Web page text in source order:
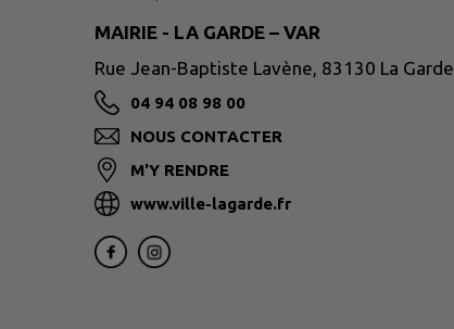
MAIRIE - LA GARDE – VAR
Rue Jean-Baptiste Lavène, 83130 La Garde
04 94 08 98 00
NOUS CONTACTER
M'Y RENDRE
www.ville-lagarde.fr